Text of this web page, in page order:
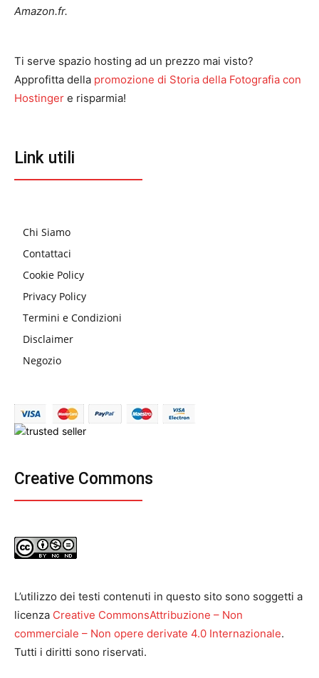
Amazon.fr.
Ti serve spazio hosting ad un prezzo mai visto?
Approfitta della promozione di Storia della Fotografia con
Hostinger e risparmia!
Link utili
Chi Siamo
Contattaci
Cookie Policy
Privacy Policy
Termini e Condizioni
Disclaimer
Negozio
Creative Commons
L’utilizzo dei testi contenuti in questo sito sono soggetti a
licenza Creative CommonsAttribuzione – Non
commerciale – Non opere derivate 4.0 Internazionale.
Tutti i diritti sono riservati.